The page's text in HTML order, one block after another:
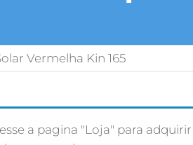
Vermelha Kin 165
a pagina "Loja" para